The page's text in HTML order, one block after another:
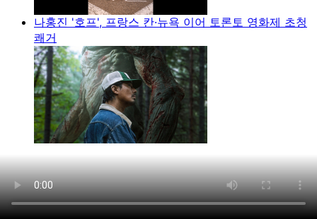
나홍진 '호프', 프랑스 칸·뉴욕 이어 토론토 영화제 초청
쾌거